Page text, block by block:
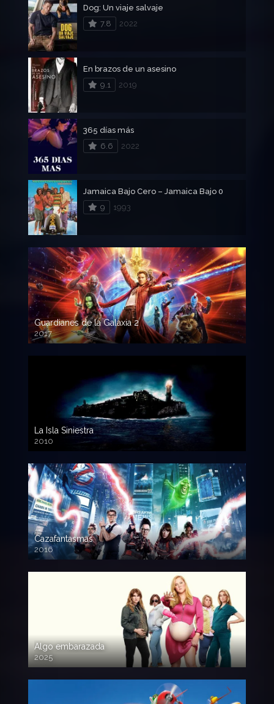
Dog: Un viaje salvaje
7.8
2022
En brazos de un asesino
9.1
2019
365 días más
6.6
2022
Jamaica Bajo Cero – Jamaica Bajo 0
9
1993
Guardianes de la Galaxia 2
2017
720p HD
La Isla Siniestra
2010
720p HD
Cazafantasmas
2016
720p HD
Algo embarazada
2025
720p HD